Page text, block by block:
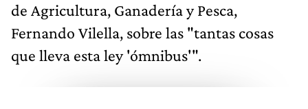
de Agricultura, Ganadería y Pesca,
Fernando Vilella, sobre las "tantas cosas
que lleva esta ley 'ómnibus'".